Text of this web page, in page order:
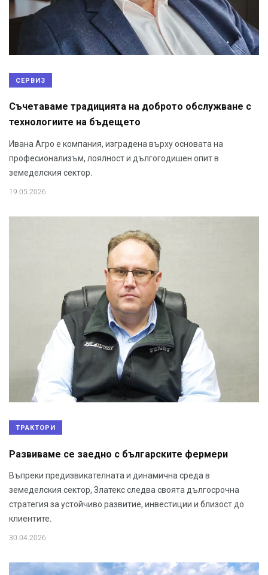
СЕРВИЗ
Съчетаваме традицията на доброто обслужване с
технологиите на бъдещето
Ивана Агро е компания, изградена върху основата на
професионализъм, лоялност и дългогодишен опит в
земеделския сектор.
19.05.2026
ТРАКТОРИ
Развиваме се заедно с българските фермери
Въпреки предизвикателната и динамична среда в
земеделския сектор, Златекс следва своята дългосрочна
стратегия за устойчиво развитие, инвестиции и близост до
клиентите.
30.04.2026